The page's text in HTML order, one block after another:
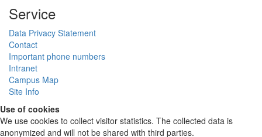
Service
Data Privacy Statement
Contact
Important phone numbers
Intranet
Campus Map
Site Info
Use of cookies
We use cookies to collect visitor statistics. The collected data is
anonymized and will not be shared with third parties.